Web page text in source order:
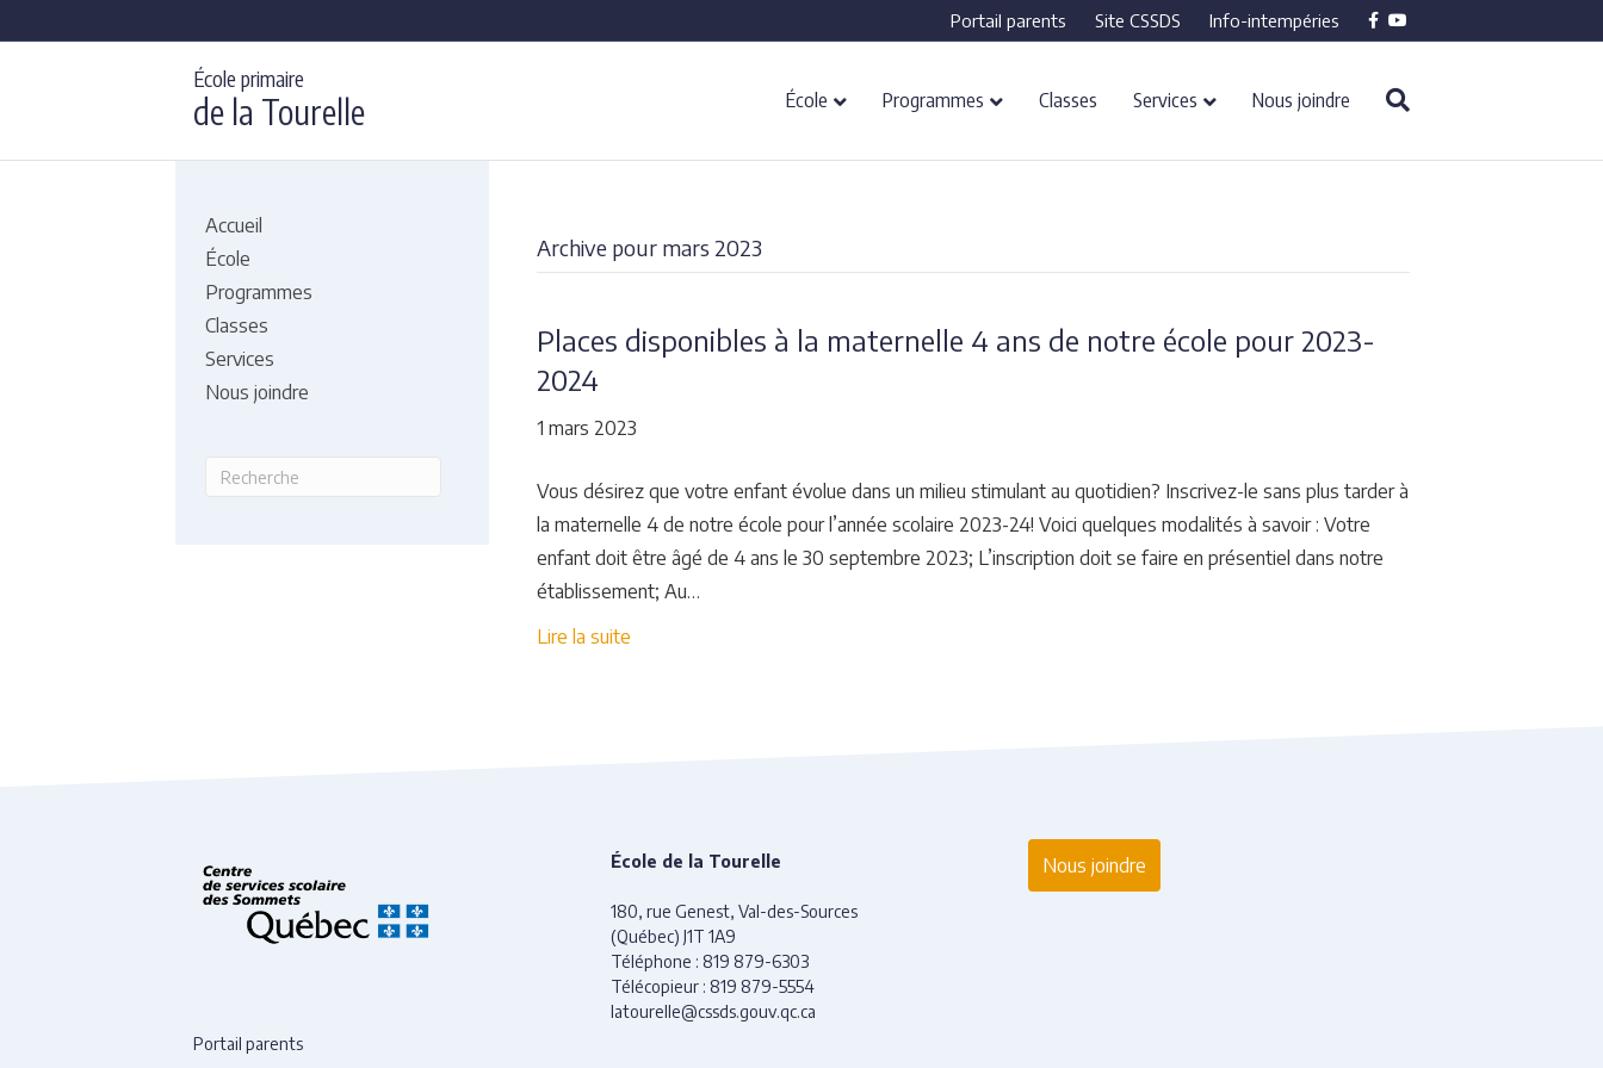
Portail parents Site CSSDS Info-intempéries Facebook
Youtube
École primaire
de la Tourelle École Programmes Classes Services Nous joindre
Accueil
École
Programmes
Classes
Services
Nous joindre
Archive pour mars 2023
Places disponibles à la maternelle 4 ans de notre école pour 2023-
2024
1 mars 2023
Vous désirez que votre enfant évolue dans un milieu stimulant au quotidien? Inscrivez-le sans plus tarder à
la maternelle 4 de notre école pour l’année scolaire 2023-24! Voici quelques modalités à savoir : Votre
enfant doit être âgé de 4 ans le 30 septembre 2023; L’inscription doit se faire en présentiel dans notre
établissement; Au…
Lire la suite
Portail parents
École de la Tourelle
180, rue Genest, Val-des-Sources
(Québec) J1T 1A9
Téléphone : 819 879-6303
Télécopieur : 819 879-5554
latourelle@cssds.gouv.qc.ca
Nous joindre